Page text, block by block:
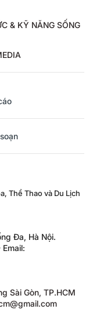
& KỸ NĂNG SỐNG
Thể Thao và Du Lịch
Đa, Hà Nội.
Sài Gòn, TP.HCM